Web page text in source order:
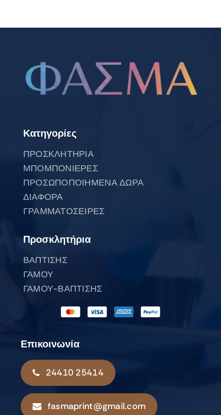
Κατηγορίες
ΠΡΟΣΚΛΗΤΗΡΙΑ
ΜΠΟΜΠΟΝΙΕΡΕΣ
ΠΡΟΣΩΠΟΠΟΙΗΜΕΝΑ ΔΩΡΑ
ΔΙΑΦΟΡΑ
ΓΡΑΜΜΑΤΟΣΕΙΡΕΣ
Προσκλητήρια
ΒΑΠΤΙΣΗΣ
ΓΑΜΟΥ
ΓΑΜΟΥ-ΒΑΠΤΙΣΗΣ
Επικοινωνία
24410 25414
fasmaprint@gmail.com